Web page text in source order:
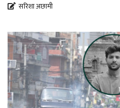
सरिशा अछामी